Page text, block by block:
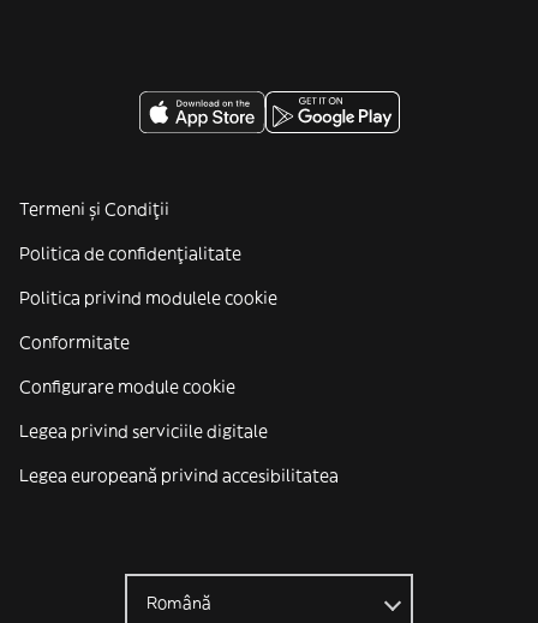
Termeni și Condiții
Politica de confidenţialitate
Politica privind modulele cookie
Conformitate
Configurare module cookie
Legea privind serviciile digitale
Legea europeană privind accesibilitatea